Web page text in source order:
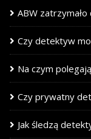
ABW
Czy detektyw
Na czym
Czy prywatny
Jak śledzą